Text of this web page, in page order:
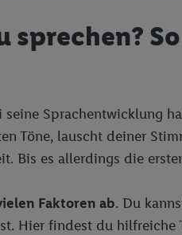
sprechen?
Sprachentwicklung
Töne, lauscht deiner
Bis es allerdings die
Faktoren ab. Du
Hier findest du hilfreiche